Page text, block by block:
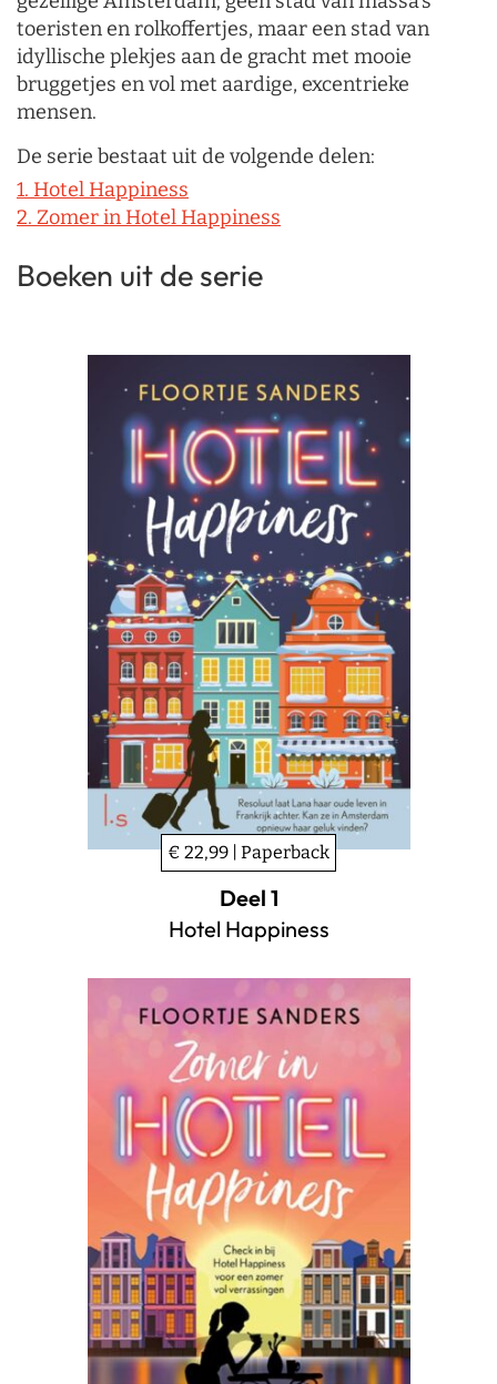
toeristen en rolkoffertjes, maar een stad van
idyllische plekjes aan de gracht met mooie
bruggetjes en vol met aardige, excentrieke
mensen.
De serie bestaat uit de volgende delen:
1. Hotel Happiness
2. Zomer in Hotel Happiness
Boeken uit de serie
€ 22,99 | Paperback
Deel 1
Hotel Happiness